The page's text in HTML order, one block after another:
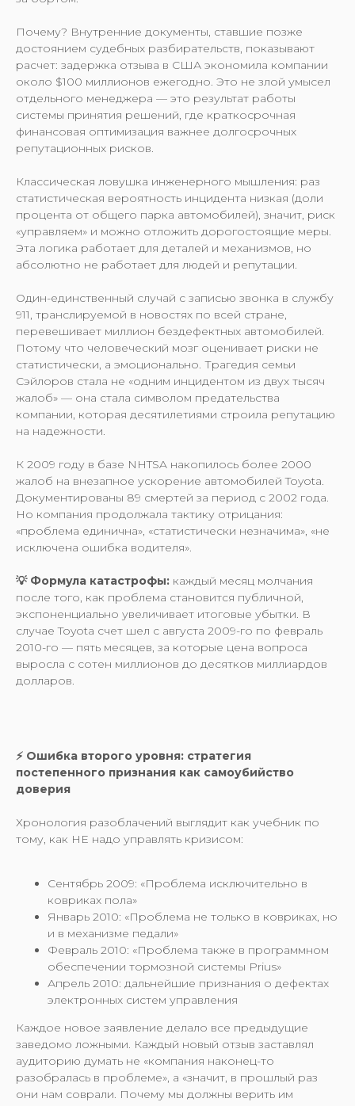
Почему? Внутренние документы, ставшие позже
достоянием судебных разбирательств, показывают
расчет: задержка отзыва в США экономила компании
около $100 миллионов ежегодно. Это не злой умысел
отдельного менеджера — это результат работы
системы принятия решений, где краткосрочная
финансовая оптимизация важнее долгосрочных
репутационных рисков.
Классическая ловушка инженерного мышления: раз
статистическая вероятность инцидента низкая (доли
процента от общего парка автомобилей), значит, риск
«управляем» и можно отложить дорогостоящие меры.
Эта логика работает для деталей и механизмов, но
абсолютно не работает для людей и репутации.
Один-единственный случай с записью звонка в службу
911, транслируемой в новостях по всей стране,
перевешивает миллион бездефектных автомобилей.
Потому что человеческий мозг оценивает риски не
статистически, а эмоционально. Трагедия семьи
Сэйлоров стала не «одним инцидентом из двух тысяч
жалоб» — она стала символом предательства
компании, которая десятилетиями строила репутацию
на надежности.
К 2009 году в базе NHTSA накопилось более 2000
жалоб на внезапное ускорение автомобилей Toyota.
Документированы 89 смертей за период с 2002 года.
Но компания продолжала тактику отрицания:
«проблема единична», «статистически незначима», «не
исключена ошибка водителя».
💡 Формула катастрофы: каждый месяц молчания
после того, как проблема становится публичной,
экспоненциально увеличивает итоговые убытки. В
случае Toyota счет шел с августа 2009-го по февраль
2010-го — пять месяцев, за которые цена вопроса
выросла с сотен миллионов до десятков миллиардов
долларов.
⚡️ Ошибка второго уровня: стратегия
постепенного признания как самоубийство
доверия
Хронология разоблачений выглядит как учебник по
тому, как НЕ надо управлять кризисом:
Сентябрь 2009: «Проблема исключительно в
ковриках пола»
Январь 2010: «Проблема не только в ковриках, но
и в механизме педали»
Февраль 2010: «Проблема также в программном
обеспечении тормозной системы Prius»
Апрель 2010: дальнейшие признания о дефектах
электронных систем управления
Каждое новое заявление делало все предыдущие
заведомо ложными. Каждый новый отзыв заставлял
аудиторию думать не «компания наконец-то
разобралась в проблеме», а «значит, в прошлый раз
они нам соврали. Почему мы должны верить им